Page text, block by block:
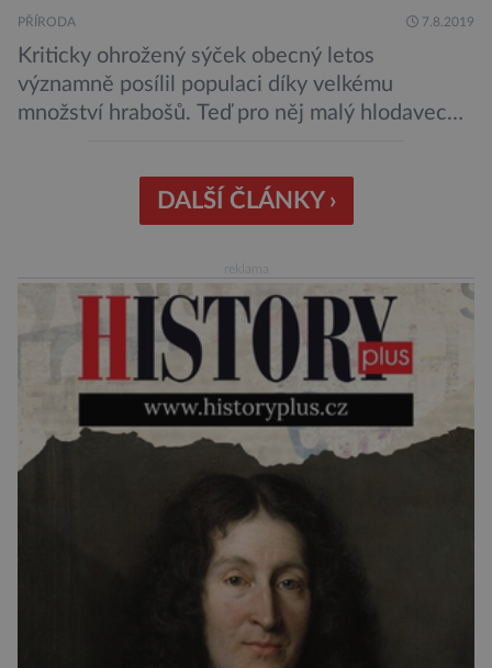
PŘÍRODA 7.8.2019
Kriticky ohrožený sýček obecný letos
významně posílil populaci díky velkému
množství hrabošů. Teď pro něj malý hlodavec
srpna jim to umožňuje rozhodnutí Ústředního
kontrolního a zkušebního ústavu zemědělského
zemědělství. Ornitologové varují, že v ohrožení
je mnoho živočichů a především […]
DALŠÍ ČLÁNKY ›